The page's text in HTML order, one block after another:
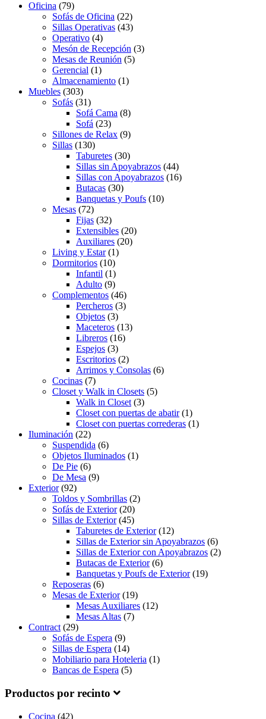
Oficina (79)
Sofás de Oficina (22)
Sillas Operativas (43)
Operativo (4)
Mesón de Recepción (3)
Mesas de Reunión (5)
Gerencial (1)
Almacenamiento (1)
Muebles (303)
Sofás (31)
Sofá Cama (8)
Sofá (23)
Sillones de Relax (9)
Sillas (130)
Taburetes (30)
Sillas sin Apoyabrazos (44)
Sillas con Apoyabrazos (16)
Butacas (30)
Banquetas y Poufs (10)
Mesas (72)
Fijas (32)
Extensibles (20)
Auxiliares (20)
Living y Estar(1)
Dormitorios (10)
Infantil (1)
Adulto (9)
Complementos (46)
Percheros (3)
Objetos (3)
Maceteros (13)
Libreros (16)
Espejos (3)
Escritorios (2)
Arrimos y Consolas (6)
Cocinas (7)
Closet y Walk in Closets (5)
Walk in Closet (3)
Closet con puertas de abatir(1)
Closet con puertas correderas (1)
Iluminación (22)
Suspendida (6)
Objetos Iluminados (1)
De Pie (6)
De Mesa (9)
Exterior(92)
Toldos y Sombrillas (2)
Sofás de Exterior(20)
Sillas de Exterior(45)
Taburetes de Exterior(12)
Sillas de Exterior sin Apoyabrazos (6)
Sillas de Exterior con Apoyabrazos (2)
Butacas de Exterior(6)
Banquetas y Poufs de Exterior(19)
Reposeras (6)
Mesas de Exterior(19)
Mesas Auxiliares (12)
Mesas Altas (7)
Contract (29)
Sofás de Espera (9)
Sillas de Espera (14)
Mobiliario para Hoteleria (1)
Bancas de Espera (5)
Productos por recinto
Cocina (42)